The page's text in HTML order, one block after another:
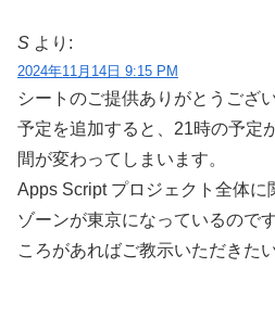
S より:
2024年11月14日 9:15 PM
シートのご提供ありがとうござい
予定を追加すると、21時の予定
間が変わってしまいます。
Apps Script プロジェクト全体に
ゾーンが東京になっているので
ころがあればご教示いただきたい